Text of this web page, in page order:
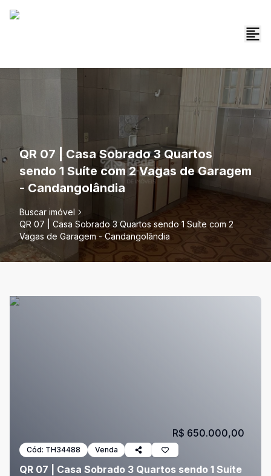
QR 07 | Casa Sobrado 3 Quartos
sendo 1 Suíte com 2 Vagas de Garagem
- Candangolândia
Buscar imóvel
QR 07 | Casa Sobrado 3 Quartos sendo 1 Suíte com 2
Vagas de Garagem - Candangolândia
Cód: TH34488 Venda
QR 07 | Casa Sobrado 3 Quartos sendo 1 Suíte
R$ 650.000,00